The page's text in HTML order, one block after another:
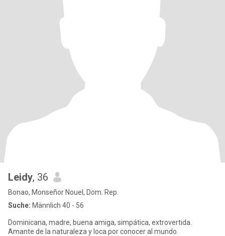
Leidy, 36
Bonao, Monseñor Nouel, Dom. Rep.
Suche: Männlich 40 - 56
Dominicana, madre, buena amiga, simpática, extrovertida.
Amante de la naturaleza y loca por conocer al mundo.